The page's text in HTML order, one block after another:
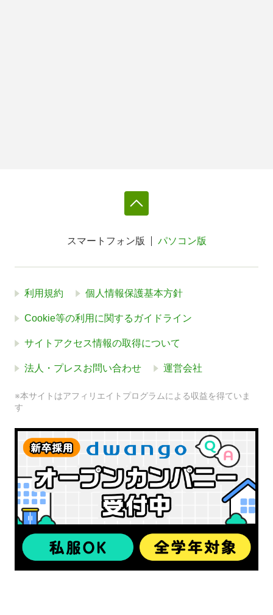
スマートフォン版 パソコン版
利用規約 個人情報保護基本方針
Cookie等の利用に関するガイドライン
サイトアクセス情報の取得について
法人・プレスお問い合わせ 運営会社
※本サイトはアフィリエイトプログラムによる収益を得ていま
す